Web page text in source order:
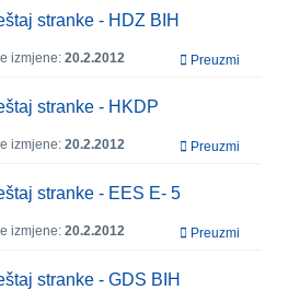
stranke - HDZ BIH
izmjene: 20.2.2012 Preuzmi
stranke - HKDP
izmjene: 20.2.2012 Preuzmi
stranke - EES E- 5
izmjene: 20.2.2012 Preuzmi
stranke - GDS BIH